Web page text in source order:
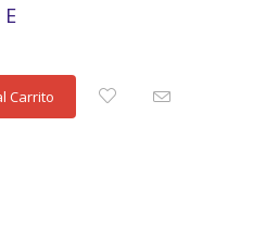
E
Carrito